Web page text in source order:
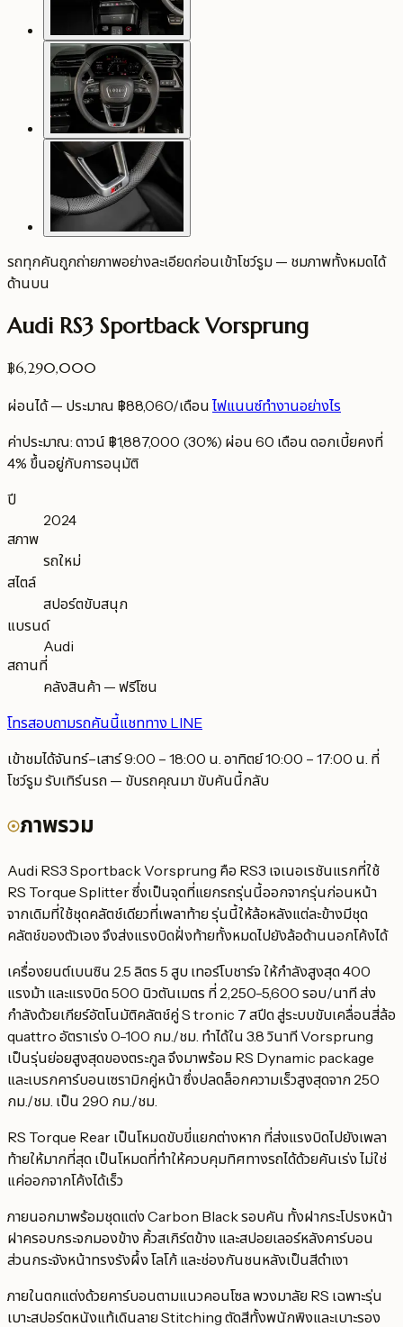
รถทุกคันถูกถ่ายภาพอย่างละเอียดก่อนเข้าโชว์รูม — ชมภาพทั้งหมดได้
ด้านบน
Audi RS3 Sportback Vorsprung
฿6,290,000
ผ่อนได้ — ประมาณ ฿88,060/เดือน ไฟแนนซ์ทำงานอย่างไร
ค่าประมาณ: ดาวน์ ฿1,887,000 (30%) ผ่อน 60 เดือน ดอกเบี้ยคงที่
4% ขึ้นอยู่กับการอนุมัติ
ปี
2024
สภาพ
รถใหม่
สไตล์
สปอร์ตขับสนุก
แบรนด์
Audi
สถานที่
คลังสินค้า — ฟรีโซน
โทรสอบถามรถคันนี้แชททาง LINE
เข้าชมได้จันทร์–เสาร์ 9:00 – 18:00 น. อาทิตย์ 10:00 – 17:00 น. ที่
โชว์รูม รับเทิร์นรถ — ขับรถคุณมา ขับคันนี้กลับ
ภาพรวม
Audi RS3 Sportback Vorsprung คือ RS3 เจเนอเรชันแรกที่ใช้
RS Torque Splitter ซึ่งเป็นจุดที่แยกรถรุ่นนี้ออกจากรุ่นก่อนหน้า
จากเดิมที่ใช้ชุดคลัตช์เดียวที่เพลาท้าย รุ่นนี้ให้ล้อหลังแต่ละข้างมีชุด
คลัตช์ของตัวเอง จึงส่งแรงบิดฝั่งท้ายทั้งหมดไปยังล้อด้านนอกโค้งได้
เครื่องยนต์เบนซิน 2.5 ลิตร 5 สูบ เทอร์โบชาร์จ ให้กำลังสูงสุด 400
แรงม้า และแรงบิด 500 นิวตันเมตร ที่ 2,250-5,600 รอบ/นาที ส่ง
กำลังด้วยเกียร์อัตโนมัติคลัตช์คู่ S tronic 7 สปีด สู่ระบบขับเคลื่อนสี่ล้อ
quattro อัตราเร่ง 0-100 กม./ชม. ทำได้ใน 3.8 วินาที Vorsprung
เป็นรุ่นย่อยสูงสุดของตระกูล จึงมาพร้อม RS Dynamic package
และเบรกคาร์บอนเซรามิกคู่หน้า ซึ่งปลดล็อกความเร็วสูงสุดจาก 250
กม./ชม. เป็น 290 กม./ชม.
RS Torque Rear เป็นโหมดขับขี่แยกต่างหาก ที่ส่งแรงบิดไปยังเพลา
ท้ายให้มากที่สุด เป็นโหมดที่ทำให้ควบคุมทิศทางรถได้ด้วยคันเร่ง ไม่ใช่
แค่ออกจากโค้งได้เร็ว
ภายนอกมาพร้อมชุดแต่ง Carbon Black รอบคัน ทั้งฝากระโปรงหน้า
ฝาครอบกระจกมองข้าง คิ้วสเกิร์ตข้าง และสปอยเลอร์หลังคาร์บอน
ส่วนกระจังหน้าทรงรังผึ้ง โลโก้ และช่องกันชนหลังเป็นสีดำเงา
ภายในตกแต่งด้วยคาร์บอนตามแนวคอนโซล พวงมาลัย RS เฉพาะรุ่น
เบาะสปอร์ตหนังแท้เดินลาย Stitching ตัดสีทั้งพนักพิงและเบาะรอง